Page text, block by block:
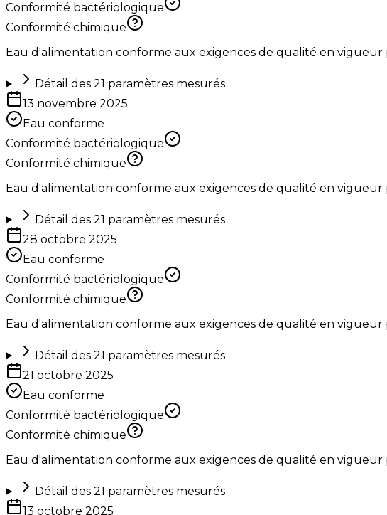
Conformité bactériologique
Conformité chimique
Eau d'alimentation conforme aux exigences de qualité en
Détail des 21 paramètres mesurés
13 novembre 2025
Eau conforme
Conformité bactériologique
Conformité chimique
Eau d'alimentation conforme aux exigences de qualité en
Détail des 21 paramètres mesurés
28 octobre 2025
Eau conforme
Conformité bactériologique
Conformité chimique
Eau d'alimentation conforme aux exigences de qualité en
Détail des 21 paramètres mesurés
21 octobre 2025
Eau conforme
Conformité bactériologique
Conformité chimique
Eau d'alimentation conforme aux exigences de qualité en
Détail des 21 paramètres mesurés
13 octobre 2025